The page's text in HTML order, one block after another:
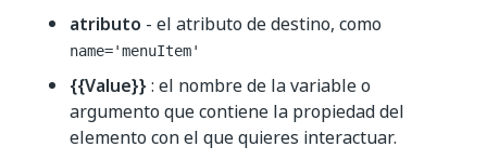
atributo - el atributo de destino, como
name='menuItem'
{{Value}} : el nombre de la variable o
argumento que contiene la propiedad del
elemento con el que quieres interactuar.